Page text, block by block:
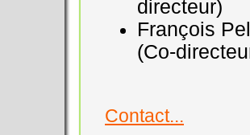
directeur)
François
(Co-
Contact...